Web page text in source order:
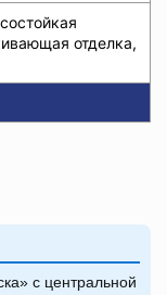
отделка,
с центральной